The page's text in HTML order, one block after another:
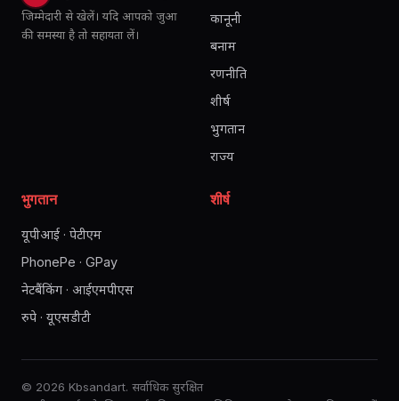
जिम्मेदारी से खेलें। यदि आपको जुआ
की समस्या है तो सहायता लें।
कानूनी
बनाम
रणनीति
शीर्ष
भुगतान
राज्य
भुगतान
यूपीआई · पेटीएम
PhonePe · GPay
नेटबैंकिंग · आईएमपीएस
रुपे · यूएसडीटी
शीर्ष
© 2026 Kbsandart. सर्वाधिक सुरक्षित